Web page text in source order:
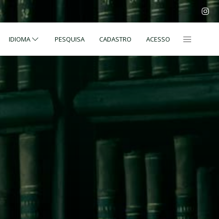
IDIOMA PESQUISA CADASTRO ACESSO